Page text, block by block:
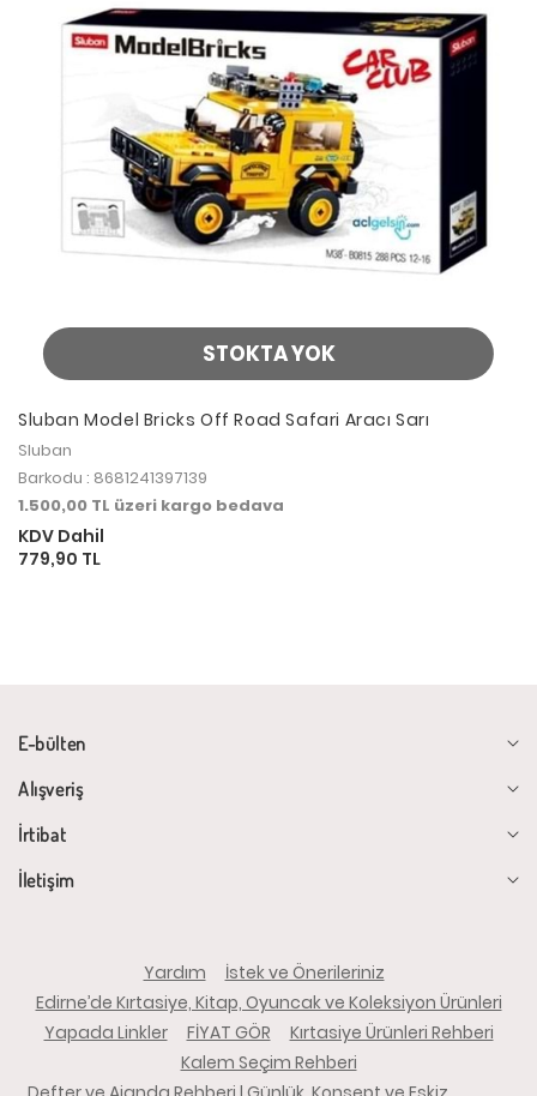
STOKTA YOK
Sluban Model Bricks Off Road Safari Aracı Sarı
Sluban
Barkodu : 8681241397139
1.500,00 TL üzeri kargo bedava
KDV Dahil
779,90 TL
E-bülten
Alışveriş
İrtibat
İletişim
Yardım
İstek ve Önerileriniz
Edirne’de Kırtasiye, Kitap, Oyuncak ve Koleksiyon Ürünleri
Yapada Linkler
FİYAT GÖR
Kırtasiye Ürünleri Rehberi
Kalem Seçim Rehberi